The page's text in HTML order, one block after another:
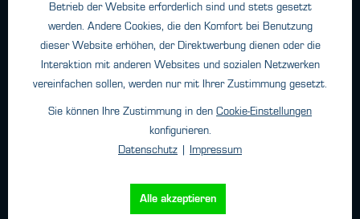
Geschäftsbedingungen
Datenschutz
Impressum
Oehleckerring 32 • 22419 Hamburg
Betrieb der Website erforderlich sind und stets gesetzt
werden. Andere Cookies, die den Komfort bei Benutzung
dieser Website erhöhen, der Direktwerbung dienen oder die
Interaktion mit anderen Websites und sozialen Netzwerken
vereinfachen sollen, werden nur mit Ihrer Zustimmung gesetzt.
Sie können Ihre Zustimmung in den Cookie-Einstellungen
konfigurieren.
Datenschutz
Impressum
Alle akzeptieren